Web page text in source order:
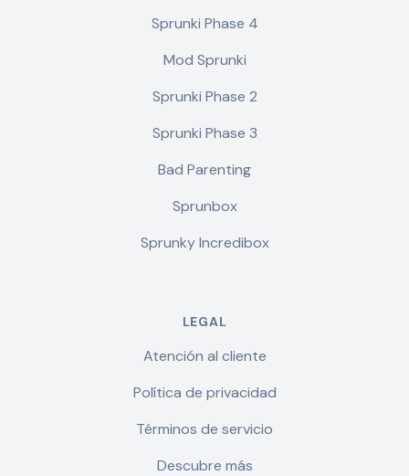
Sprunki Phase 4
Mod Sprunki
Sprunki Phase 2
Sprunki Phase 3
Bad Parenting
Sprunbox
Sprunky Incredibox
LEGAL
Atención al cliente
Política de privacidad
Términos de servicio
Descubre más